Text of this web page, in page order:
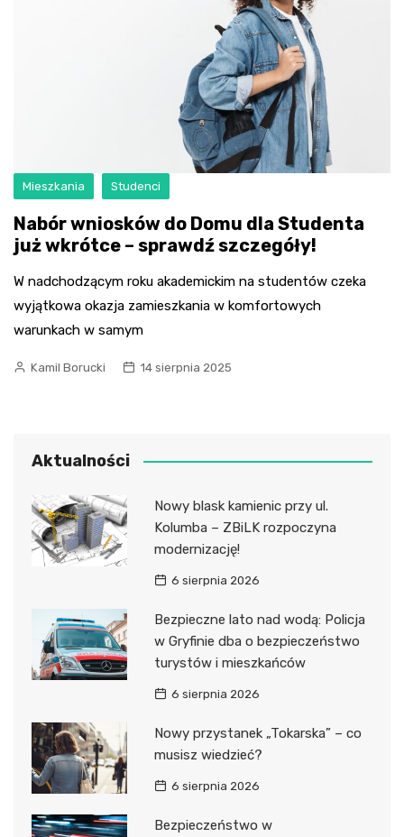
Mieszkania Studenci
Nabór wniosków do Domu dla Studenta
już wkrótce – sprawdź szczegóły!
W nadchodzącym roku akademickim na studentów czeka
wyjątkowa okazja zamieszkania w komfortowych
warunkach w samym
Kamil Borucki 14 sierpnia 2025
Aktualności
Nowy blask kamienic przy ul.
Kolumba – ZBiLK rozpoczyna
modernizację!
6 sierpnia 2026
Bezpieczne lato nad wodą: Policja
w Gryfinie dba o bezpieczeństwo
turystów i mieszkańców
6 sierpnia 2026
Nowy przystanek „Tokarska” – co
musisz wiedzieć?
6 sierpnia 2026
Bezpieczeństwo w